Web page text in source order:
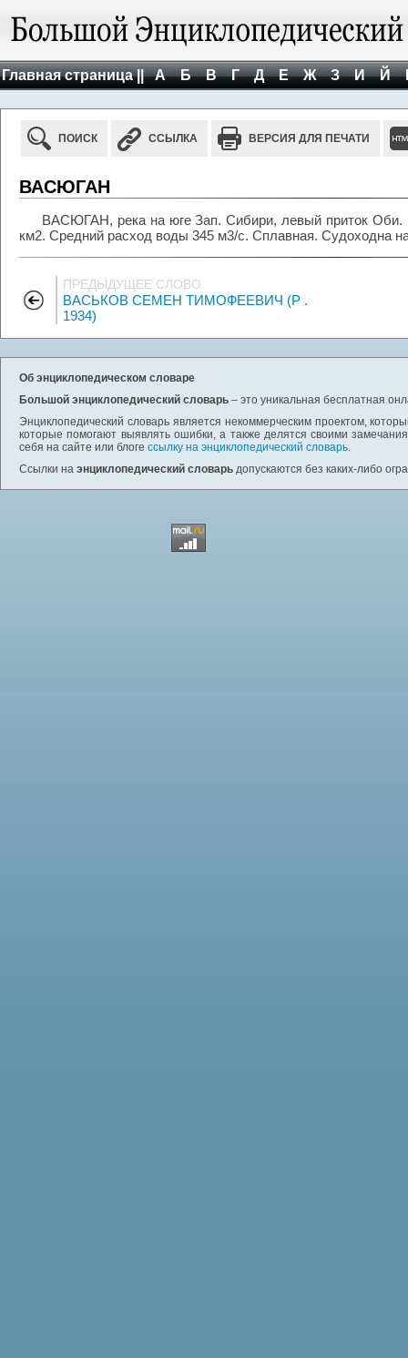
Главная страница || А Б В Г Д Е Ж З И Й
ПОИСК ССЫЛКА ВЕРСИЯ ДЛЯ ПЕЧАТИ
ВАСЮГАН
ВАСЮГАН, река на юге Зап. Сибири, левый приток Оби.
км2. Средний расход воды 345 м3/с. Сплавная. Судоходна
ПРЕДЫДУЩЕЕ СЛОВО
ВАСЬКОВ СЕМЕН ТИМОФЕЕВИЧ (Р .
1934)
Об энциклопедическом словаре
Большой энциклопедический словарь – это уникальная бесплатная
Энциклопедический словарь является некоммерческим проектом,
которые помогают выявлять ошибки, а также делятся своими
себя на сайте или блоге ссылку на энциклопедический словарь.
Ссылки на энциклопедический словарь допускаются без каких-либо